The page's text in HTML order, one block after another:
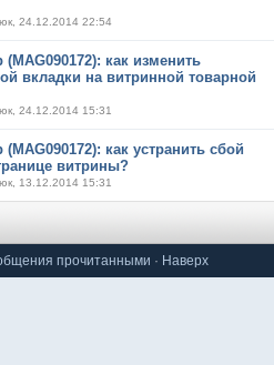
24.12.2014 22:54
как изменить
вкладки на витринной товарной
24.12.2014 15:31
как устранить сбой
витрины?
13.12.2014 15:31
прочитанными · Наверх